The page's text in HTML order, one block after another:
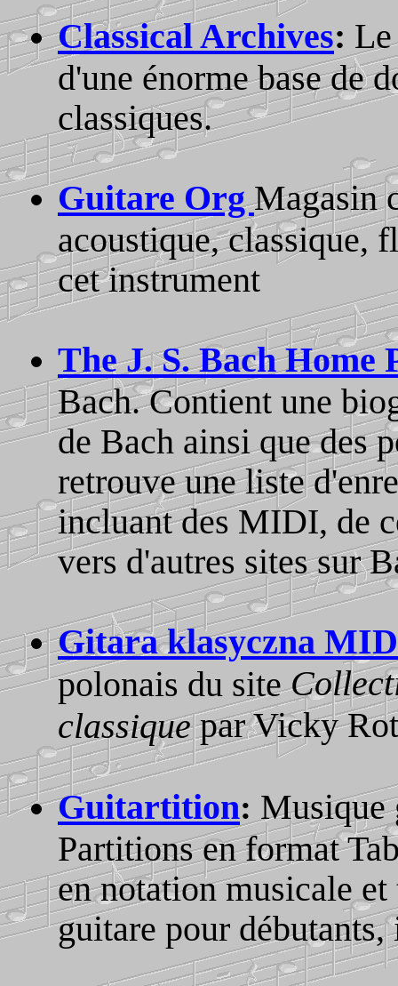
Classical Archives:
d'une énorme base de
classiques.
Guitare OrgMagasin
acoustique, classique,
cet instrument
The J. S. Bach Home
Bach. Contient une
de Bach ainsi que des
retrouve une liste
incluant des MIDI, de
vers d'autres sites sur
Gitara klasyczna
polonais du site
classiquepar Vicky
Guitartition: Musique
Partitions en format
en notation musicale
guitare pour